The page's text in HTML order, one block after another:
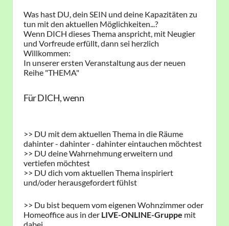
Was hast DU, dein SEIN und deine Kapazitäten zu
tun mit den aktuellen Möglichkeiten...?
Wenn DICH dieses Thema anspricht, mit Neugier
und Vorfreude erfüllt, dann sei herzlich
Willkommen:
In unserer ersten Veranstaltung aus der neuen
Reihe "THEMA"
Für DICH, wenn
>> DU mit dem aktuellen Thema in die Räume
dahinter - dahinter - dahinter eintauchen möchtest
>> DU deine Wahrnehmung erweitern und
vertiefen möchtest
>> DU dich vom aktuellen Thema inspiriert
und/oder herausgefordert fühlst
>> Du bist bequem vom eigenen Wohnzimmer oder
Homeoffice aus in der LIVE-ONLINE-Gruppe mit